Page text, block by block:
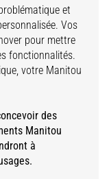
et
Vos
pour mettre
fonctionnalités.
votre Manitou
des
Manitou
à
et logotypes
handicap